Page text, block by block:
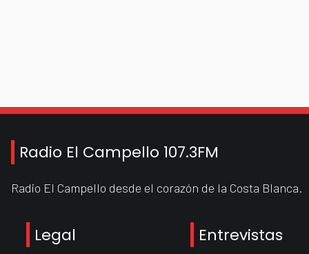
Radio El Campello 107.3FM
Radio El Campello desde el corazón de la Costa Blanca.
Legal Entrevistas